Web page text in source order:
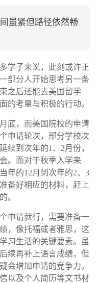
虽紧但路径依然畅
学子来说，此刻或许正
部分人开始思考另一条
之后还能去美国留学
的考量与积极的行动。
底，而美国院校的申请
申请轮次，部分学校次
续到次年的1、2月份，
。而对于秋季入学来
年的12月到次年的2、3
备好相应的材料，赶上
。
申请就行，需要准备一
，像托福或者雅思，这
习生活的关键要素。虽
续再补上语言成绩，但
会增加申请的竞争力。
以及个人简历等文书材